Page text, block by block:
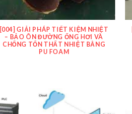
[004] GIẢI PHÁP TIẾT KIỆM NHIỆT
– BẢO ÔN ĐƯỜNG ỐNG HƠI VÀ
CHỐNG TỔN THẤT NHIỆT BẰNG
PU FOAM